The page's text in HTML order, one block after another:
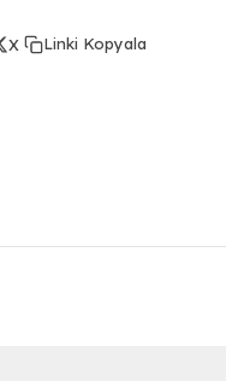
X Linki Kopyala